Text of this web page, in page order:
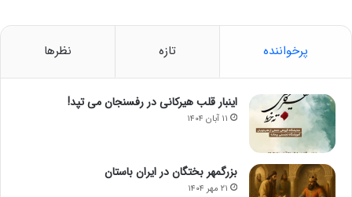
پرخواننده تازه نظرها
اینبار قلب هیرکانی در رفسنجان می تپد!
۱۱ آبان ۱۴۰۴
بزرگمهر بختگان در ایران باستان
۲۱ مهر ۱۴۰۴